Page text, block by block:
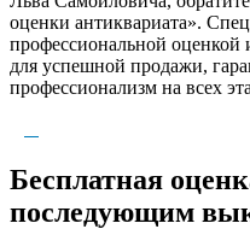
оценки антиквариата».
профессиональной
для успешной продажи,
профессионализм на всех
Бесплатная
последующим